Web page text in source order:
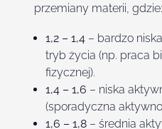
przemiany materii, gdzie:
1,2 – 1,4 – bardzo
tryb życia (np. praca
fizycznej).
1,4 – 1,6 – niska
(sporadyczna
1,6 – 1,8 – średnia